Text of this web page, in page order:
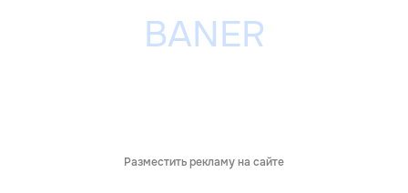
Разместить рекламу на сайте